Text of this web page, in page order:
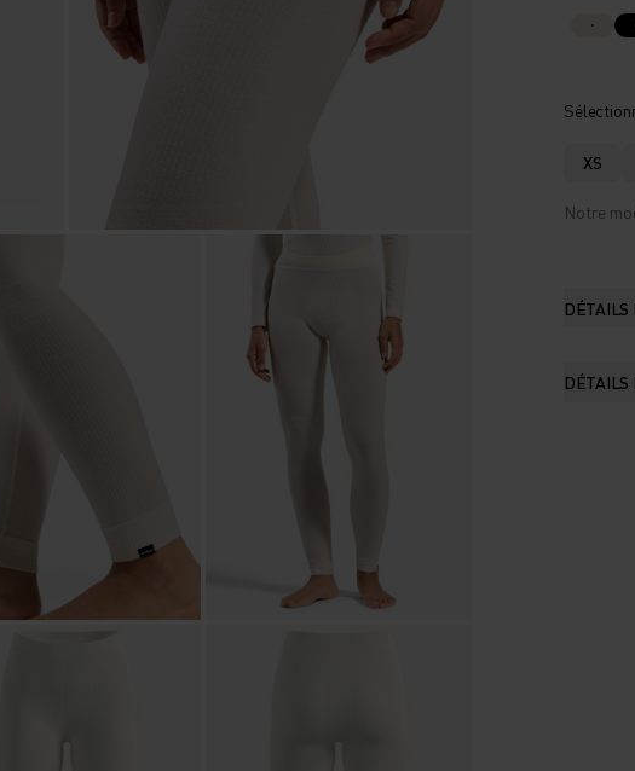
XS
Notre
DÉTAILS
DÉTAILS